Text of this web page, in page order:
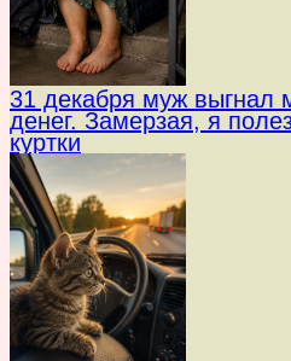
31 декабря муж выгнал
денег. Замерзая, я
куртки